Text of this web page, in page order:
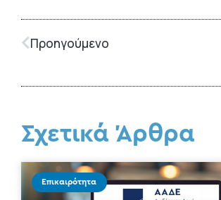
Προηγούμενο
Σχετικά Άρθρα
Επικαιρότητα